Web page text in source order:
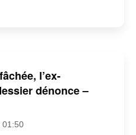
l’ex-
dénonce –
01:50